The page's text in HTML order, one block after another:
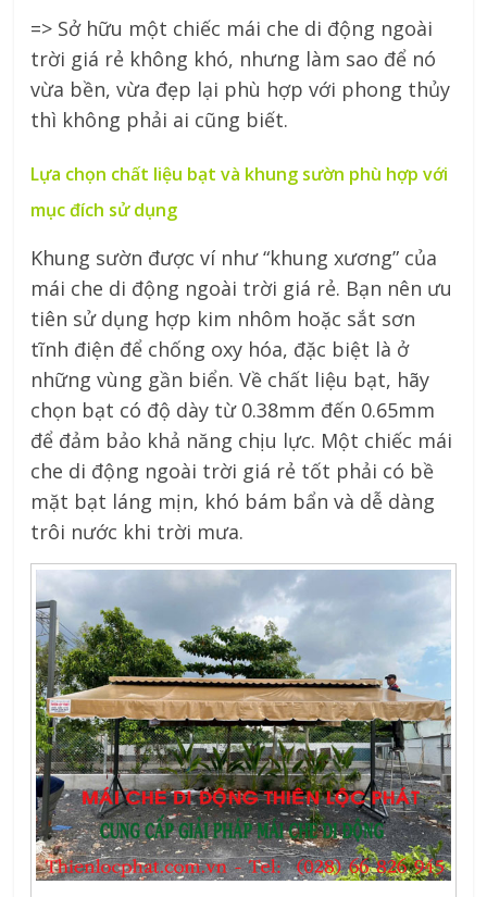
=> Sở hữu một chiếc mái che di động ngoài
trời giá rẻ không khó, nhưng làm sao để nó
vừa bền, vừa đẹp lại phù hợp với phong thủy
thì không phải ai cũng biết.
Lựa chọn chất liệu bạt và khung sườn phù hợp với
mục đích sử dụng
Khung sườn được ví như “khung xương” của
mái che di động ngoài trời giá rẻ. Bạn nên ưu
tiên sử dụng hợp kim nhôm hoặc sắt sơn
tĩnh điện để chống oxy hóa, đặc biệt là ở
những vùng gần biển. Về chất liệu bạt, hãy
chọn bạt có độ dày từ 0.38mm đến 0.65mm
để đảm bảo khả năng chịu lực. Một chiếc mái
che di động ngoài trời giá rẻ tốt phải có bề
mặt bạt láng mịn, khó bám bẩn và dễ dàng
trôi nước khi trời mưa.